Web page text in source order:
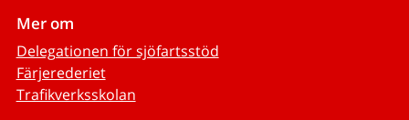
Mer om
Delegationen för sjöfartsstöd
Färjerederiet
Trafikverksskolan